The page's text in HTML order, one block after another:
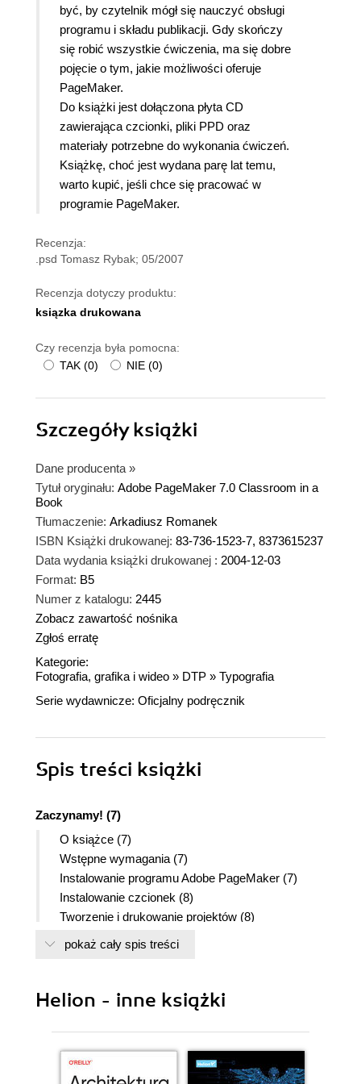
być, by czytelnik mógł się nauczyć obsługi
programu i składu publikacji. Gdy skończy
się robić wszystkie ćwiczenia, ma się dobre
pojęcie o tym, jakie możliwości oferuje
PageMaker.
Do książki jest dołączona płyta CD
zawierająca czcionki, pliki PPD oraz
materiały potrzebne do wykonania ćwiczeń.
Książkę, choć jest wydana parę lat temu,
warto kupić, jeśli chce się pracować w
programie PageMaker.
Recenzja:
.psd Tomasz Rybak; 05/2007
Recenzja dotyczy produktu:
ksiązka drukowana
Czy recenzja była pomocna:
TAK (0) NIE (0)
Szczegółyksiążki
Dane producenta »
Tytuł oryginału: Adobe PageMaker 7.0 Classroom in a
Book
Tłumaczenie: Arkadiusz Romanek
ISBN Książki drukowanej: 83-736-1523-7, 8373615237
Data wydania książki drukowanej : 2004-12-03
Format: B5
Numer z katalogu: 2445
Zobacz zawartość nośnika
Zgłoś erratę
Kategorie:
Fotografia, grafika i wideo » DTP » Typografia
Serie wydawnicze: Oficjalny podręcznik
Spis treści książki
Zaczynamy! (7)
O książce (7)
Wstępne wymagania (7)
Instalowanie programu Adobe PageMaker (7)
Instalowanie czcionek (8)
Tworzenie i drukowanie projektów (8)
Instalowanie PPD (tylko dla Windows) (9)
Kopiowanie plików z dysku dołączonego do
Zasoby dodatkowe (10)
Przywracanie standardowych ustawień programu
(12)
pokaż cały spis treści
Helion - inne książki